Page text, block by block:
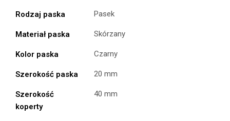
Rodzaj paska Pasek
Materiał paska Skórzany
Kolor paska Czarny
Szerokość paska 20 mm
Szerokość
koperty
40 mm